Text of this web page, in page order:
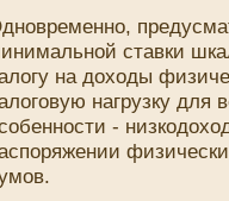
ставки
на доходы
нагрузку для
-